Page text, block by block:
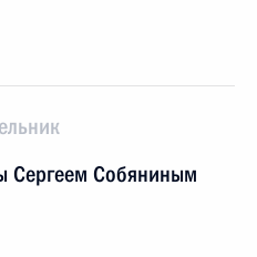
Сергеем Собяниным